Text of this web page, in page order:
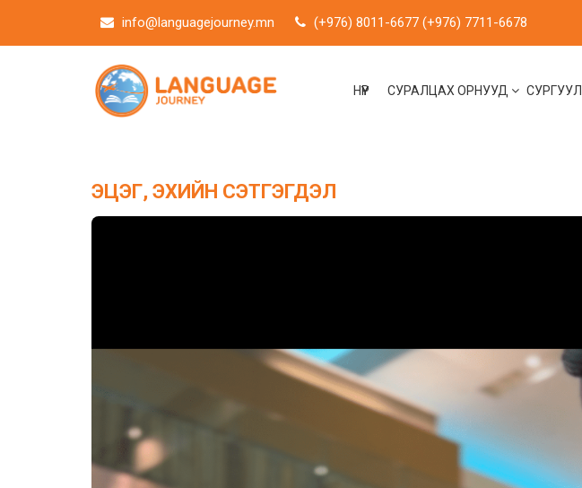
info@languagejourney.mn (+976) 8011-6677 (+976) 7711-6678
НҮҮР СУРАЛЦАХ ОРНУУД
ЭЦЭГ, ЭХИЙН СЭТГЭГДЭЛ